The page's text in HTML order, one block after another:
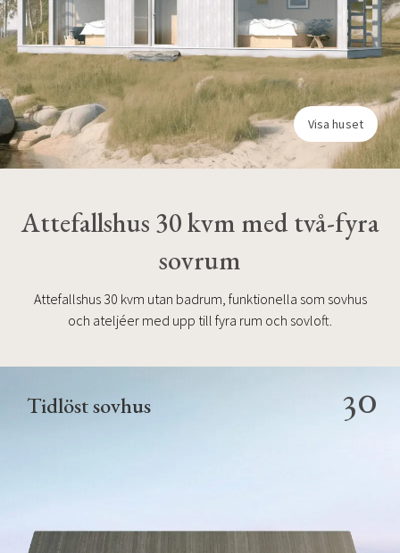
Visa huset
Attefallshus 30 kvm med två-fyra
sovrum
Attefallshus 30 kvm utan badrum, funktionella som sovhus
och ateljéer med upp till fyra rum och sovloft.
Tidlöst sovhus 30